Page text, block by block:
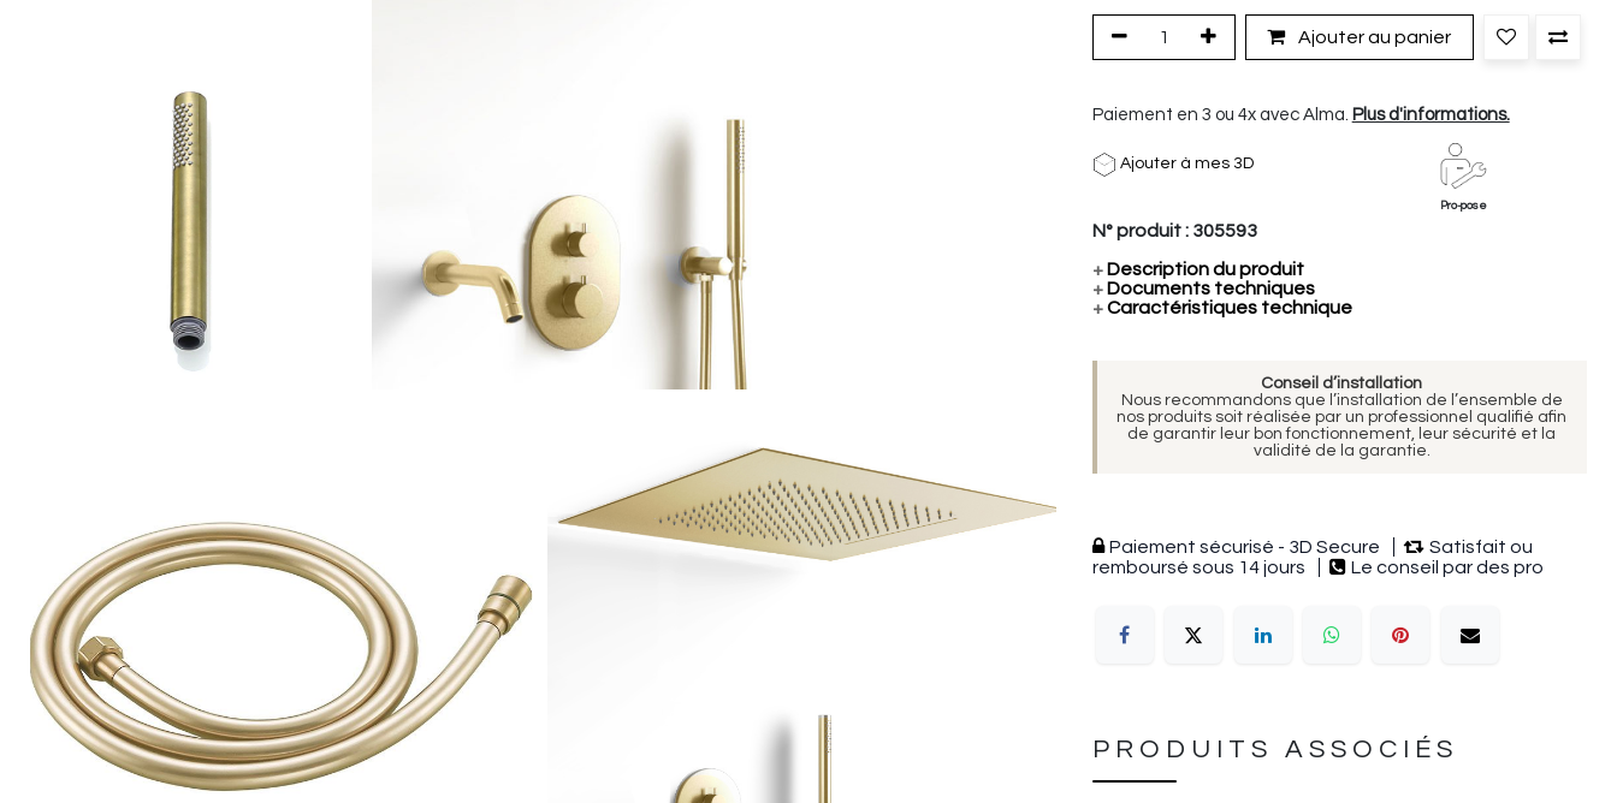
Ajouter au panier
Paiement en 3 ou 4x avec Alma. Plus d'informations.
Ajouter à mes 3D
Pro-pose
N° produit : 305593
+Description du produit
+Documents techniques
+Caractéristiques technique
Conseil d’installation
Nous recommandons que l’installation de l’ensemble de
nos produits soit réalisée par un professionnel qualifié afin
de garantir leur bon fonctionnement, leur sécurité et la
validité de la garantie.
Paiement sécurisé - 3D Secure
Satisfait ou
remboursé sous 14 jours
Le conseil par des pro
PRODUITS ASSOCIÉS